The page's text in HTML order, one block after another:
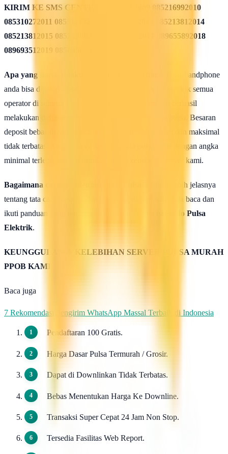
KIRIM KE SMS CENTER
085311562009 085216992010
085310272011 085311432012 085213782013 085213812014
085213812015 085215082016 085819962017 089655892018
089693512019 08568582020
Apa yang harus dilakukan seusai Mendaftar ?
Agar handphone
anda bisa dipakai untuk melakukan isi ulang pulsa elektrik semua
operator di seluruh wilayah Indonesia, maka setelah berhasil
melakukan daftar anda harus mengisi saldo deposit pulsa. Besaran
deposit bebas dengan ketentuan minimal 50rb rupiah dan maksimal
tidak terbatas. Anda bisa isi deposit saldo pulsa anda dengan angka
minimal terlebih dahulu untuk uji coba kehebatan server kami.
Bagaimana caranya mengisi saldo pulsa ?
Untuk lebih jelasnya
tentang tata cara isi saldo deposit pulsa ini silahkan anda baca dan
ikuti panduan yang terdapat di halaman :
Cara isi Saldo Pulsa
Elektrik.
KEUNGGULAN & KELEBIHAN SERVER PULSA MURAH
PPOB KAMI
Baca juga
7 Rekomendasi Pengirim WhatsApp Massal Terbaik di Indonesia
Pendaftaran 100 Gratis.
Harga Dasar Pulsa Termurah / Grosir.
Dapat di Downlinkan Tidak Terbatas.
Bebas Menentukan Harga Ke Downline.
Transaksi Super Cepat 24 Jam Non Stop.
Tersedia Fasilitas Web Report.